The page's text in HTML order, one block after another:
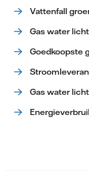
Vattenfall
Gas water
Goedkoopste
Gas water